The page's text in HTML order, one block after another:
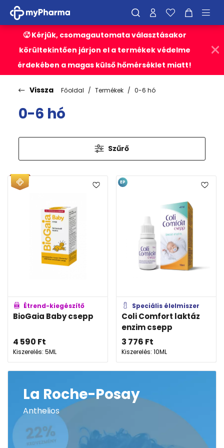
🥵 Kérjük, csomagautomata választásakor
körültekintően járjon el a termékek védelme
érdekében a magas külső hőmérséklet miatt!
Vissza Főoldal Termékek 0-6 hó
0-6 hó
Szűrő
Étrend-kiegészítő
BioGaia Baby csepp
4 590 Ft
Kiszerelés: 5ML
Speciális élelmiszer
Coli Comfort laktáz
enzim csepp
3 776 Ft
Kiszerelés: 10ML
EP
La Roche-Posay
Anthelios